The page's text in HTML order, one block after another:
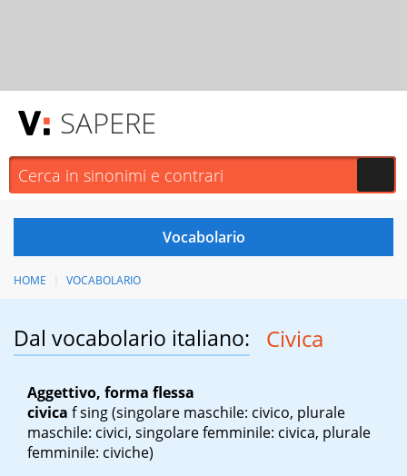
SAPERE
HOME VOCABOLARIO
Dal vocabolario italiano: Civica
Aggettivo, forma flessa
civica f sing(singolare maschile: civico, plurale
maschile: civici, singolare femminile: civica, plurale
femminile: civiche)